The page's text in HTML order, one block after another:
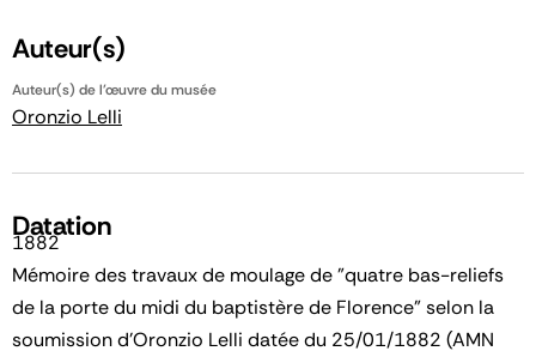
Auteur(s)
Auteur(s) de l'œuvre du musée
Oronzio Lelli
Datation
1882
Mémoire des travaux de moulage de "quatre bas-reliefs
de la porte du midi du baptistère de Florence" selon la
soumission d'Oronzio Lelli datée du 25/01/1882 (AMN